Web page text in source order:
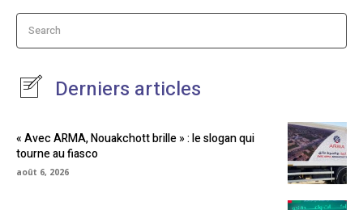
Search
Derniers articles
« Avec ARMA, Nouakchott brille » : le slogan qui
tourne au fiasco
août 6, 2026